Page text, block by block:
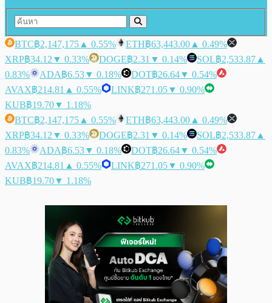
BTC฿2,147,175 ▲ 0.55% ETH฿63,443.00 ▲ 0.49%
XRP฿34.12 ▼ 0.33% DOGE฿2.31 ▼ 0.14% SOL฿2,533.87 ▲
0.83%
ADA฿6.53▼ 0.18% DOT฿26.64▼ 0.54%
AVAX฿214.81 ▲ 0.55% LINK฿271.05▼ 0.90%
KUB฿19.70▼ 1.18%
BTC฿2,147,175 ▲ 0.55% ETH฿63,443.00 ▲ 0.49%
XRP฿34.12 ▼ 0.33% DOGE฿2.31 ▼ 0.14% SOL฿2,533.87 ▲
0.83%
ADA฿6.53▼ 0.18% DOT฿26.64▼ 0.54%
AVAX฿214.81 ▲ 0.55% LINK฿271.05▼ 0.90%
KUB฿19.70▼ 1.18%